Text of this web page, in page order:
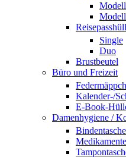
Single
Duo
Brustbeutel
Büro und Freizeit
Kalender-/
E-Book-
Damenhygiene /